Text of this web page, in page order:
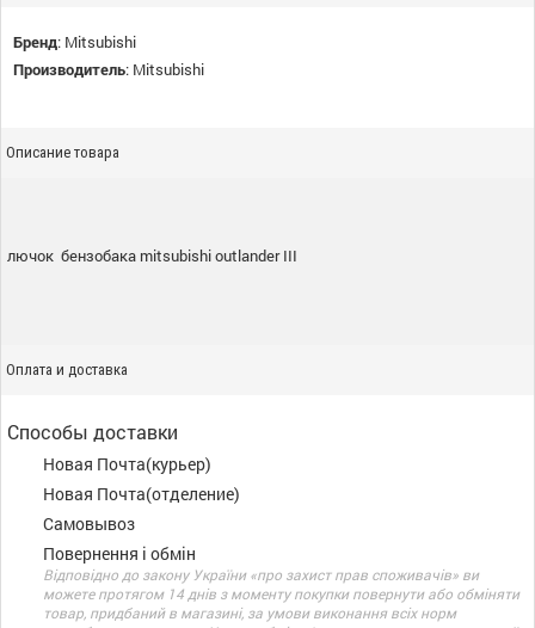
Бренд: Mitsubishi
Производитель: Mitsubishi
Описание товара
лючок бензобака mitsubishi outlander III
Оплата и доставка
Способы доставки
Новая Почта(курьер)
Новая Почта(отделение)
Самовывоз
Повернення і обмін
Відповідно до закону України «про захист прав споживачів» ви
можете протягом 14 днів з моменту покупки повернути або обміняти
товар, придбаний в магазині, за умови виконання всіх норм